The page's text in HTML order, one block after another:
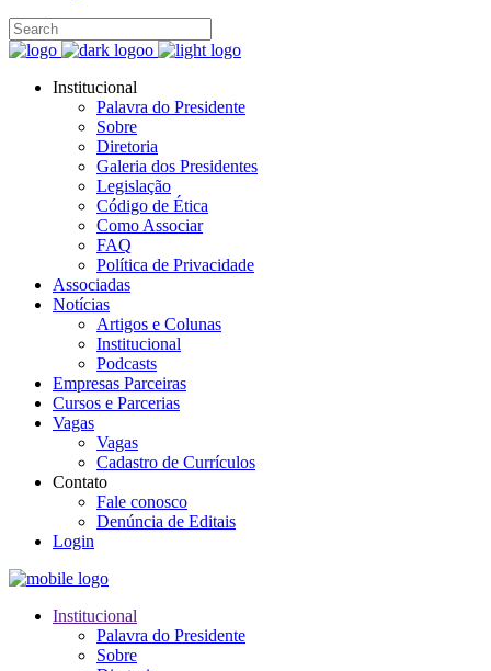
Institucional
Palavra do Presidente
Sobre
Diretoria
Galeria dos Presidentes
Legislação
Código de Ética
Como Associar
FAQ
Política de Privacidade
Associadas
Notícias
Artigos e Colunas
Institucional
Podcasts
Empresas Parceiras
Cursos e Parcerias
Vagas
Vagas
Cadastro de Currículos
Contato
Fale conosco
Denúncia de Editais
Login
Institucional
Palavra do Presidente
Sobre